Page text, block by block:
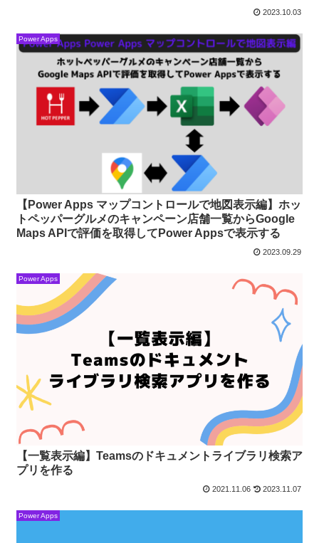
2023.10.03
Power Apps
【Power Apps マップコントロールで地図表示編】ホッ
トペッパーグルメのキャンペーン店舗一覧からGoogle
Maps APIで評価を取得してPower Appsで表示する
2023.09.29
Power Apps
【一覧表示編】Teamsのドキュメントライブラリ検索ア
プリを作る
2021.11.06 2023.11.07
Power Apps